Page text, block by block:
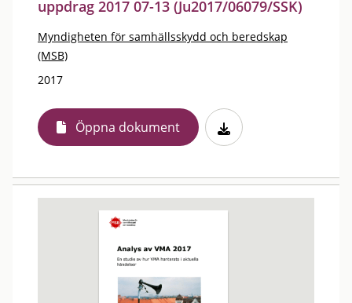
uppdrag 2017 07-13 (Ju2017/06079/SSK)
Myndigheten för samhällsskydd och beredskap
(MSB)
2017
Öppna dokument